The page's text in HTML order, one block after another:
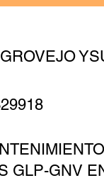
GLP-GNV